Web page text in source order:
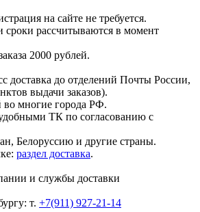
на сайте не требуется.
сроки рассчитываются в момент
2000 рублей.
доставка до отделений Почты России,
выдачи заказов).
во многие города РФ.
ТК по согласованию с
Белоруссию и другие страны.
раздел доставка.
т. +7(911) 927-21-14